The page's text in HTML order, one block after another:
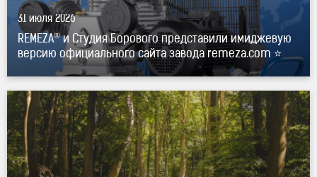
31 июля 2026
REMEZA®и Студия Борового представили имиджевую
версию официального сайта завода remeza.com ⭐